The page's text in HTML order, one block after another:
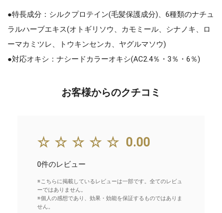
●特長成分：シルクプロテイン(毛髪保護成分)、6種類のナチュ
ラルハーブエキス(オトギリソウ、カモミール、シナノキ、ロ
ーマカミツレ、トウキンセンカ、ヤグルマソウ)
●対応オキシ：ナシードカラーオキシ(AC2.4％・3％・6％)
お客様からのクチコミ
☆☆☆☆☆ 0.00
0件のレビュー
※こちらに掲載しているレビューは一部です。全てのレビュ
ーではありません。
※個人の感想であり、効果・効能を保証するものではありま
せん。